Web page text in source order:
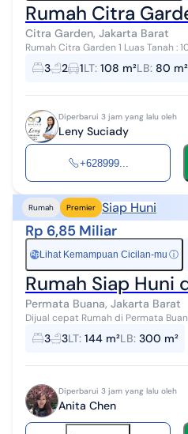
Rumah Citra
Citra Garden, Jakarta Barat
Rumah Citra Garden 1 Luas Tanah :
m² 1 Lantai Kamar Tidur : 3 Kamar
Listrik : 2.200...
3 2 1LT: 108 m²LB: 80 m²
Diperbarui 3 jam yang lalu oleh
Leny Suciady
+628999...
Rumah Premier Siap Huni
Rp 6,85 Miliar
Rp Lihat Kemampuan Cicilan-mu ⓘ
Rumah Siap Huni
Permata Buana, Jakarta Barat
Dijual cepat Rumah di Permata Buana Luas tanah 144 m2 - 8x18 m
3 3LT: 144 m²LB: 300 m²
Diperbarui 3 jam yang lalu oleh
Anita Chen